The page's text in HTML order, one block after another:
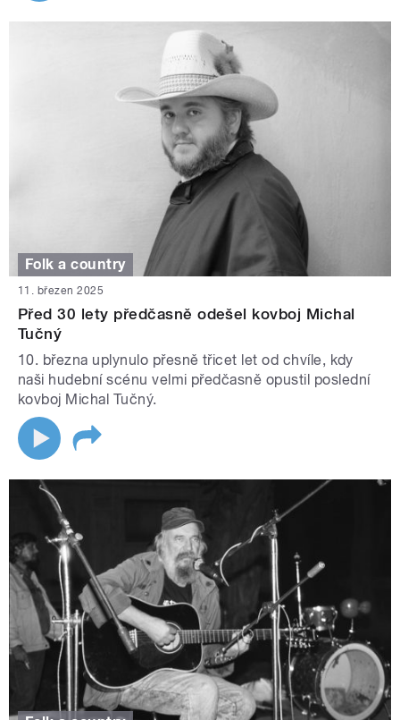
Folk a country
11. březen 2025
Před 30 lety předčasně odešel kovboj Michal
Tučný
10. března uplynulo přesně třicet let od chvíle, kdy
naši hudební scénu velmi předčasně opustil poslední
kovboj Michal Tučný.